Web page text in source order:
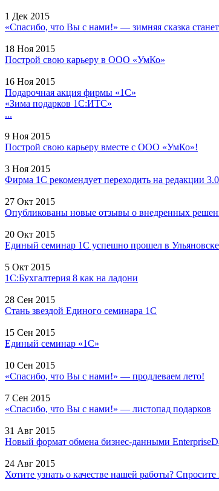
1 Дек 2015
«Спасибо, что Вы с нами!» — зимняя сказка
18 Ноя 2015
Построй свою карьеру в ООО «УмКо»
16 Ноя 2015
Подарочная акция фирмы «1С»
«Зима подарков 1С:ИТС»
...
9 Ноя 2015
Построй свою карьеру вместе с ООО «УмКо»!
3 Ноя 2015
Фирма 1С рекомендует переходить на редакции
27 Окт 2015
Опубликованы новые отзывы о внедренных
20 Окт 2015
Единый семинар 1С успешно прошел в Ульяновске
5 Окт 2015
1С:Бухгалтерия 8 как на ладони
28 Сен 2015
Стань звездой Единого семинара 1С
15 Сен 2015
Единый семинар «1С»
10 Сен 2015
«Спасибо, что Вы с нами!» — продлеваем лето!
7 Сен 2015
«Спасибо, что Вы с нами!» — листопад подарков
31 Авг 2015
Новый формат обмена бизнес-данными
24 Авг 2015
Хотите узнать о качестве нашей работы?